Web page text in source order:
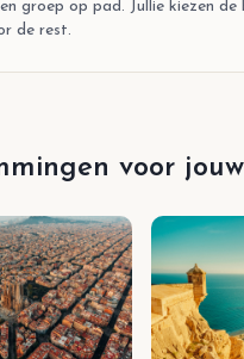
groep op pad. Jullie kiezen de
de rest.
voor